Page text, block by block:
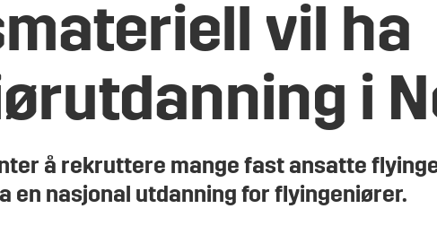
vil ha
i
å rekruttere mange fast ansatte
en nasjonal utdanning for flyingeniører.